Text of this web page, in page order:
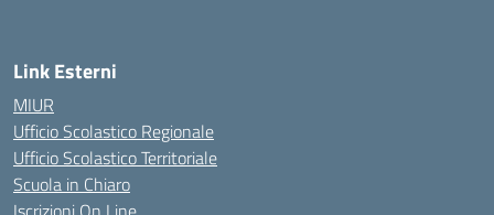
Link Esterni
MIUR
Ufficio Scolastico Regionale
Ufficio Scolastico Territoriale
Scuola in Chiaro